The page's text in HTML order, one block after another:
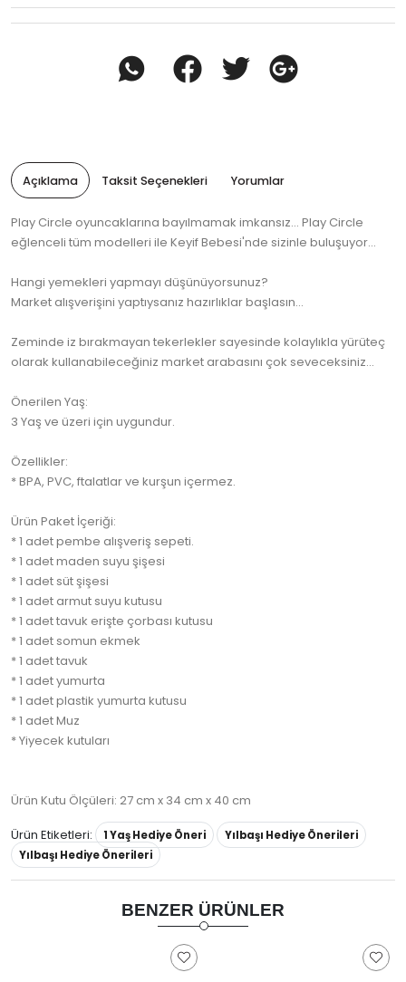
Açıklama Taksit Seçenekleri Yorumlar
Play Circle oyuncaklarına bayılmamak imkansız... Play Circle
eğlenceli tüm modelleri ile Keyif Bebesi'nde sizinle buluşuyor...
Hangi yemekleri yapmayı düşünüyorsunuz?
Market alışverişini yaptıysanız hazırlıklar başlasın...
Zeminde iz bırakmayan tekerlekler sayesinde kolaylıkla yürüteç
olarak kullanabileceğiniz market arabasını çok seveceksiniz...
Önerilen Yaş:
3 Yaş ve üzeri için uygundur.
Özellikler:
* BPA, PVC, ftalatlar ve kurşun içermez.
Ürün Paket İçeriği:
* 1 adet pembe alışveriş sepeti.
* 1 adet maden suyu şişesi
* 1 adet süt şişesi
* 1 adet armut suyu kutusu
* 1 adet tavuk erişte çorbası kutusu
* 1 adet somun ekmek
* 1 adet tavuk
* 1 adet yumurta
* 1 adet plastik yumurta kutusu
* 1 adet Muz
* Yiyecek kutuları
Ürün Kutu Ölçüleri: 27 cm x 34 cm x 40 cm
Ürün Etiketleri:
1 Yaş Hediye Öneri
Yılbaşı Hediye Önerileri
Yılbaşı Hediye Önerileri
BENZER ÜRÜNLER